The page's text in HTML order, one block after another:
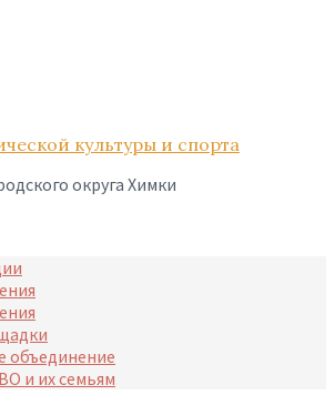
культуры и спорта
округа Химки
объединение
и их семьям